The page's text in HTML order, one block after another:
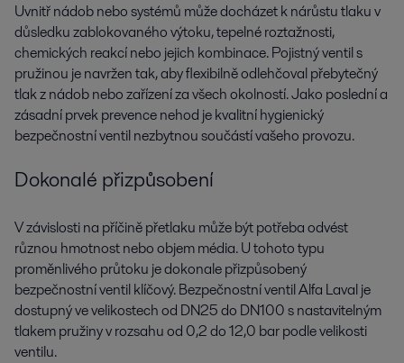
Uvnitř nádob nebo systémů může docházet k nárůstu tlaku v
důsledku zablokovaného výtoku, tepelné roztažnosti,
chemických reakcí nebo jejich kombinace. Pojistný ventil s
pružinou je navržen tak, aby flexibilně odlehčoval přebytečný
tlak z nádob nebo zařízení za všech okolností. Jako poslední a
zásadní prvek prevence nehod je kvalitní hygienický
bezpečnostní ventil nezbytnou součástí vašeho provozu.
Dokonalé přizpůsobení
V závislosti na příčině přetlaku může být potřeba odvést
různou hmotnost nebo objem média. U tohoto typu
proměnlivého průtoku je dokonale přizpůsobený
bezpečnostní ventil klíčový. Bezpečnostní ventil Alfa Laval je
dostupný ve velikostech od DN25 do DN100 s nastavitelným
tlakem pružiny v rozsahu od 0,2 do 12,0 bar podle velikosti
ventilu.